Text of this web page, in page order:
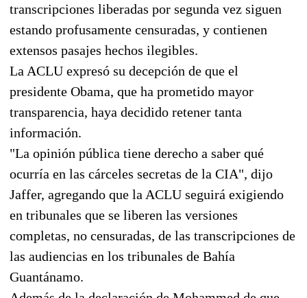
transcripciones liberadas por segunda vez siguen
estando profusamente censuradas, y contienen
extensos pasajes hechos ilegibles.
La ACLU expresó su decepción de que el
presidente Obama, que ha prometido mayor
transparencia, haya decidido retener tanta
información.
"La opinión pública tiene derecho a saber qué
ocurría en las cárceles secretas de la CIA", dijo
Jaffer, agregando que la ACLU seguirá exigiendo
en tribunales que se liberen las versiones
completas, no censuradas, de las transcripciones de
las audiencias en los tribunales de Bahía
Guantánamo.